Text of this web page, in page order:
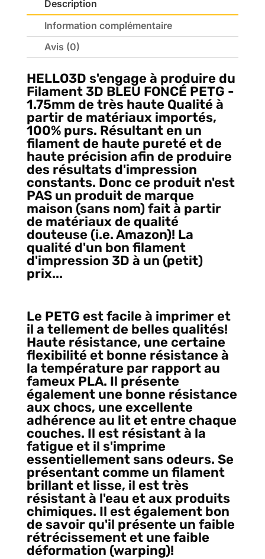
Description
Information complémentaire
Avis (0)
HELLO3D s'engage à produire du
Filament 3D BLEU FONCÉ PETG -
1.75mm de très haute Qualité à
partir de matériaux importés,
100% purs. Résultant en un
filament de haute pureté et de
haute précision afin de produire
des résultats d'impression
constants. Donc ce produit n'est
PAS un produit de marque
maison (sans nom) fait à partir
de matériaux de qualité
douteuse (i.e. Amazon)! La
qualité d'un bon filament
d'impression 3D à un (petit)
prix...
Le PETG est facile à imprimer et
il a tellement de belles qualités!
Haute résistance, une certaine
flexibilité et bonne résistance à
la température par rapport au
fameux PLA. Il présente
également une bonne résistance
aux chocs, une excellente
adhérence au lit et entre chaque
couches. Il est résistant à la
fatigue et il s'imprime
essentiellement sans odeurs. Se
présentant comme un filament
brillant et lisse, il est très
résistant à l'eau et aux produits
chimiques. Il est également bon
de savoir qu'il présente un faible
rétrécissement et une faible
déformation (warping)!